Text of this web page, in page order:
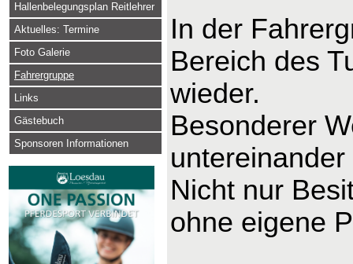
Hallenbelegungsplan Reitlehrer
Aktuelles: Termine
Foto Galerie
Fahrergruppe
Links
Gästebuch
Sponsoren Informationen
In der
Bereich des
wieder.
Besonderer
Nicht nur
ohne eigene